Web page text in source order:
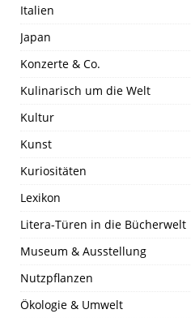
Italien
Japan
Konzerte & Co.
Kulinarisch um die Welt
Kultur
Kunst
Kuriositäten
Lexikon
Litera-Türen in die Bücherwelt
Museum & Ausstellung
Nutzpflanzen
Ökologie & Umwelt